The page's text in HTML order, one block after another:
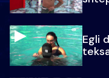
Egli